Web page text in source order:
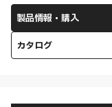
製品情報・購入
カタログ